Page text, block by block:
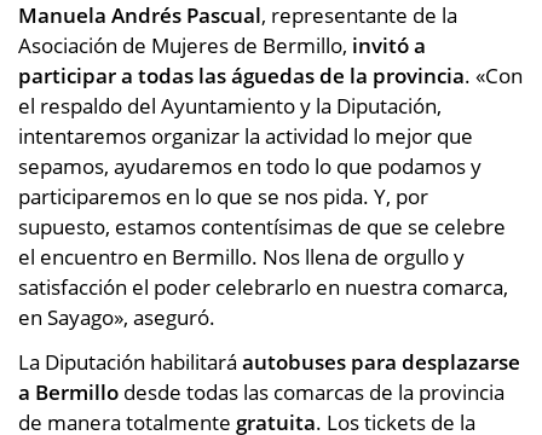
Manuela Andrés Pascual, representante de la
Asociación de Mujeres de Bermillo, invitó a
participar a todas las águedas de la provincia. «Con
el respaldo del Ayuntamiento y la Diputación,
intentaremos organizar la actividad lo mejor que
sepamos, ayudaremos en todo lo que podamos y
participaremos en lo que se nos pida. Y, por
supuesto, estamos contentísimas de que se celebre
el encuentro en Bermillo. Nos llena de orgullo y
satisfacción el poder celebrarlo en nuestra comarca,
en Sayago», aseguró.
La Diputación habilitará autobuses para desplazarse
a Bermillo desde todas las comarcas de la provincia
de manera totalmente gratuita. Los tickets de la